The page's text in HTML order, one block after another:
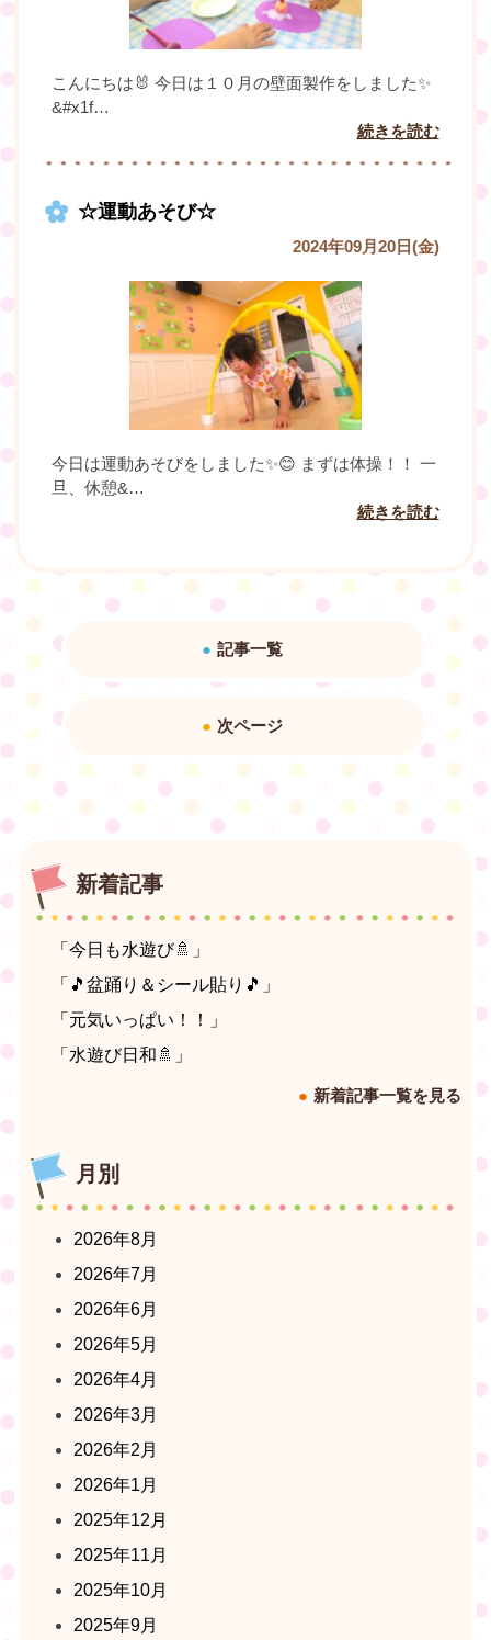
こんにちは🐰 今日は１０月の壁面製作をしました✨
&#x1f…
続きを読む
☆運動あそび☆
2024年09月20日(金)
今日は運動あそびをしました✨😊 まずは体操！！ 一
旦、休憩&…
続きを読む
記事一覧
次ページ
新着記事
「今日も水遊び🚿」
「🎵盆踊り＆シール貼り🎵」
「元気いっぱい！！」
「水遊び日和🚿」
新着記事一覧を見る
月別
2026年8月
2026年7月
2026年6月
2026年5月
2026年4月
2026年3月
2026年2月
2026年1月
2025年12月
2025年11月
2025年10月
2025年9月